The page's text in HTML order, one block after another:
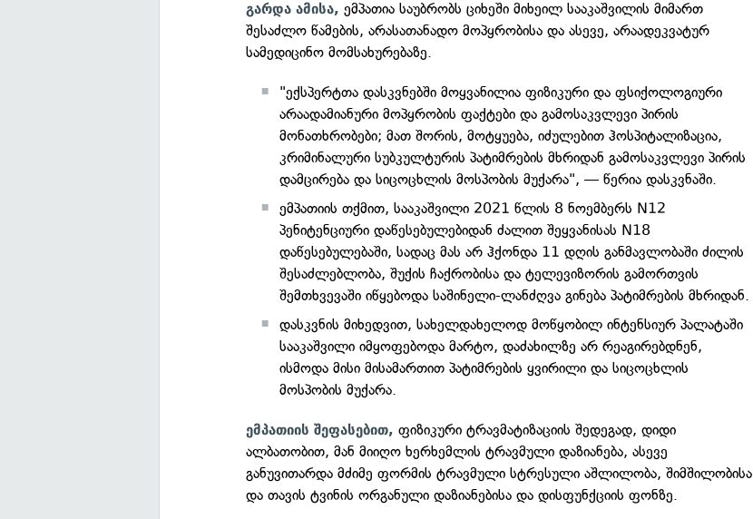
გარდა ამისა, ემპათია საუბრობს ციხეში მიხეილ სააკაშვილის მიმართ
შესაძლო წამების, არასათანადო მოპყრობისა და ასევე, არაადეკვატურ
სამედიცინო მომსახურებაზე.
"ექსპერტთა დასკვნებში მოყვანილია ფიზიკური და ფსიქოლოგიური
არაადამიანური მოპყრობის ფაქტები და გამოსაკვლევი პირის
მონათხრობები; მათ შორის, მოტყუება, იძულებით ჰოსპიტალიზაცია,
კრიმინალური სუბკულტურის პატიმრების მხრიდან გამოსაკვლევი პირის
დამცირება და სიცოცხლის მოსპობის მუქარა", — წერია დასკვნაში.
ემპათიის თქმით, სააკაშვილი 2021 წლის 8 ნოემბერს N12
პენიტენციური დაწესებულებიდან ძალით შეყვანისას N18
დაწესებულებაში, სადაც მას არ ჰქონდა 11 დღის განმავლობაში ძილის
შესაძლებლობა, შუქის ჩაქრობისა და ტელევიზორის გამორთვის
შემთხვევაში იწყებოდა საშინელი-ლანძღვა გინება პატიმრების მხრიდან.
დასკვნის მიხედვით, სახელდახელოდ მოწყობილ ინტენსიურ პალატაში
სააკაშვილი იმყოფებოდა მარტო, დაძახილზე არ რეაგირებდნენ,
ისმოდა მისი მისამართით პატიმრების ყვირილი და სიცოცხლის
მოსპობის მუქარა.
ემპათიის შეფასებით, ფიზიკური ტრავმატიზაციის შედეგად, დიდი
ალბათობით, მან მიიღო ხერხემლის ტრავმული დაზიანება, ასევე
განუვითარდა მძიმე ფორმის ტრავმული სტრესული აშლილობა, შიმშილობისა
და თავის ტვინის ორგანული დაზიანებისა და დისფუნქციის ფონზე.